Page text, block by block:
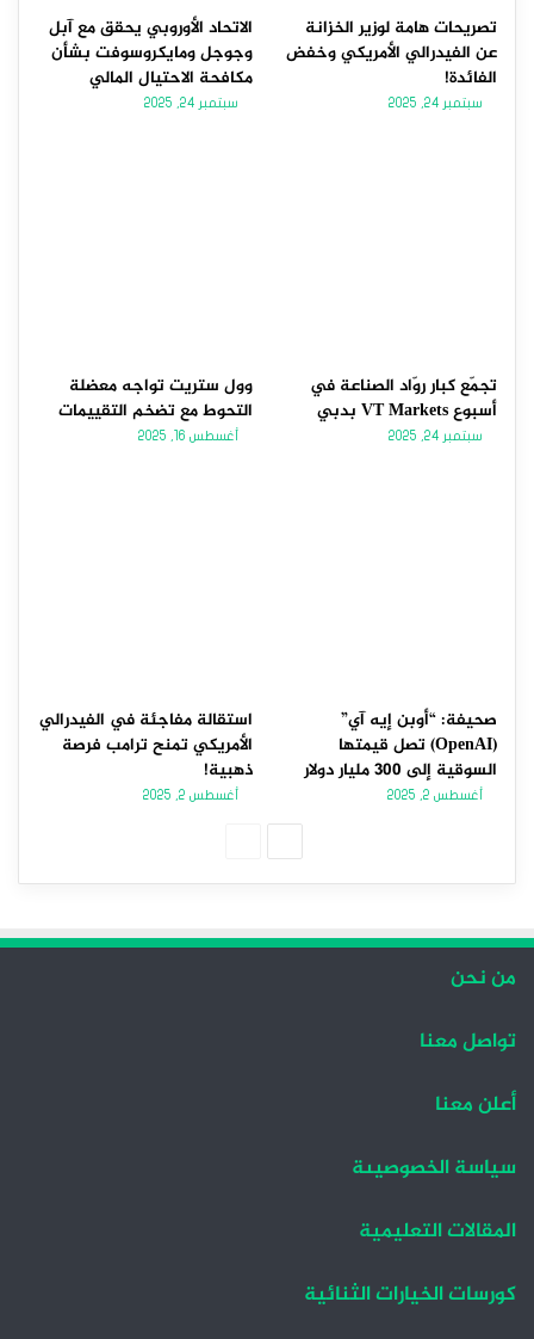
تصريحات هامة لوزير الخزانة
عن الفيدرالي الأمريكي وخفض
الفائدة!
سبتمبر 24, 2025
الاتحاد الأوروبي يحقق مع آبل
وجوجل ومايكروسوفت بشأن
مكافحة الاحتيال المالي
سبتمبر 24, 2025
تجمّع كبار روّاد الصناعة في
أسبوع VT Markets بدبي
سبتمبر 24, 2025
وول ستريت تواجه معضلة
التحوط مع تضخم التقييمات
أغسطس 16, 2025
صحيفة: “أوبن إيه آي”
(OpenAI) تصل قيمتها
السوقية إلى 300 مليار دولار
أغسطس 2, 2025
استقالة مفاجئة في الفيدرالي
الأمريكي تمنح ترامب فرصة
ذهبية!
أغسطس 2, 2025
من نحن
تواصل معنا
أعلن معنا
سياسة الخصوصيىة
المقالات التعليمية
كورسات الخيارات الثنائية